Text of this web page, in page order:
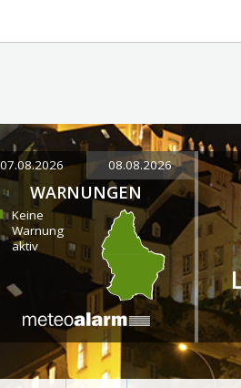
07.08.2026 08.08.2026
WARNUNGEN
Keine
Warnung
aktiv